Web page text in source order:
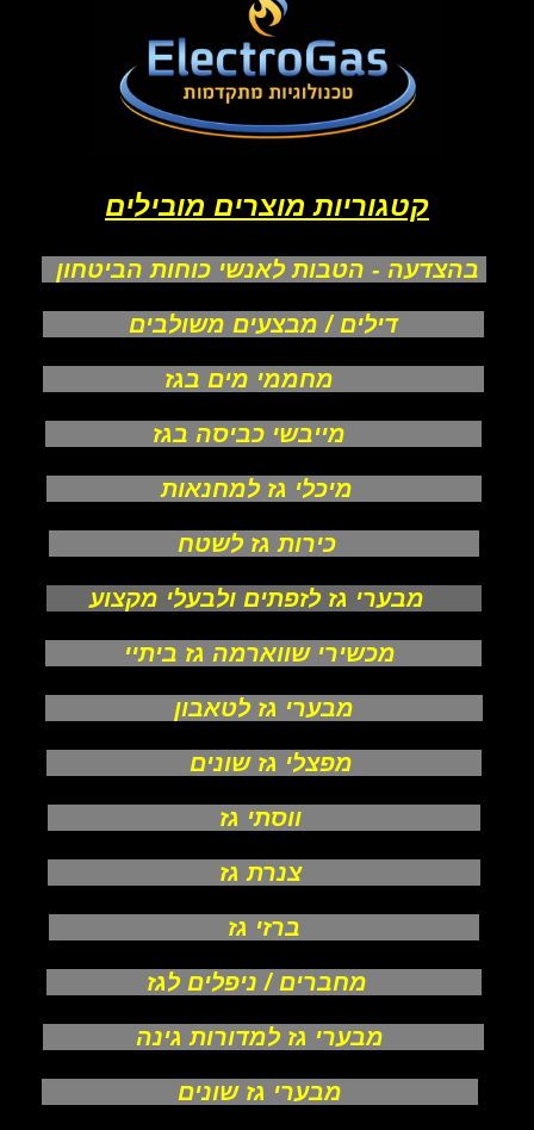
קטגוריות מוצרים מובילים
בהצדעה - הטבות לאנשי כוחות הביטחון
דילים / מבצעים משולבים
מחממי מים בגז
מייבשי כביסה בגז
מיכלי גז למחנאות
כירות גז לשטח
מבערי גז לזפתים ולבעלי מקצוע
מכשירי שווארמה גז ביתיי
מבערי גז לטאבון
מפצלי גז שונים
ווסתי גז
צנרת גז
ברזי גז
מחברים / ניפלים לגז
מבערי גז למדורות גינה
מבערי גז שונים